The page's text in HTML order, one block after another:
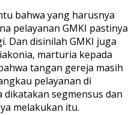
bahwa yang harusnya
pelayanan GMKI pastinya
Dan disinilah GMKI juga
marturia kepada
tangan gereja masih
pelayanan di
segmensus dan
melakukan itu.